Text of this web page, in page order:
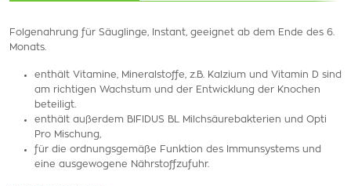
Folgenahrung für Säuglinge, Instant, geeignet ab dem Ende des 6.
Monats.
enthält Vitamine, Mineralstoffe, z.B. Kalzium und Vitamin D sind
am richtigen Wachstum und der Entwicklung der Knochen
beteiligt.
enthält außerdem BIFIDUS BL Milchsäurebakterien und Opti
Pro Mischung,
für die ordnungsgemäße Funktion des Immunsystems und
eine ausgewogene Nährstoffzufuhr.